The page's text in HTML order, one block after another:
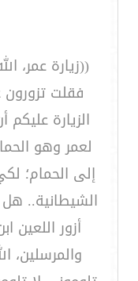
((زيارة عمر،
فقلت
الزيارة
لعمر وهو
إلى الحمام؛
الشيطانية..
أزور اللعين
والمرسلين،